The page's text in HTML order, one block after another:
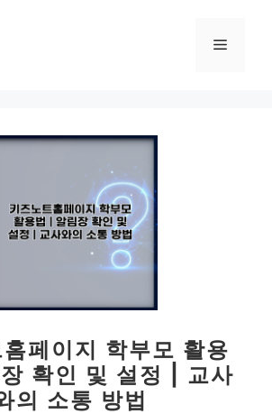
메
페이지 학부모 활용
확인 및 설정 | 교사
의 소통 방법